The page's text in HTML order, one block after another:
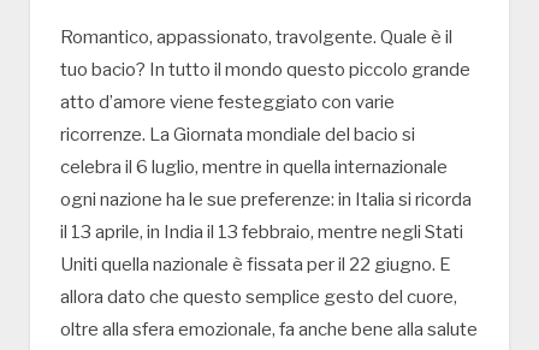
Romantico, appassionato, travolgente. Quale è il
tuo bacio? In tutto il mondo questo piccolo grande
atto d’amore viene festeggiato con varie
ricorrenze. La Giornata mondiale del bacio si
celebra il 6 luglio, mentre in quella internazionale
ogni nazione ha le sue preferenze: in Italia si ricorda
il 13 aprile, in India il 13 febbraio, mentre negli Stati
Uniti quella nazionale è fissata per il 22 giugno. E
allora dato che questo semplice gesto del cuore,
oltre alla sfera emozionale, fa anche bene alla salute